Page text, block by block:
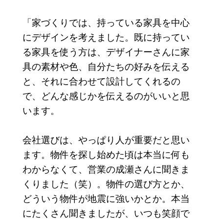
「家づくりでは、持っている家具を中心
にデザインを考えました。既に持ってい
る家具を使う方は、デザイナーさんに家
具の素材や色、自分たちの好みを伝える
と、それに合わせて設計してくれるの
で、どんな感じかを伝えるのがいいと思
います。
会社選びは、やっぱり人が重要だと思い
ます。物件を探し始めた頃は本当に何も
わからなくて、営業の成瀬さんに聞きま
くりました（笑）。物件の選び方とか、
どういう物件が地震に強いかとか。本当
にたくさん聞きましたが、いつも笑顔で